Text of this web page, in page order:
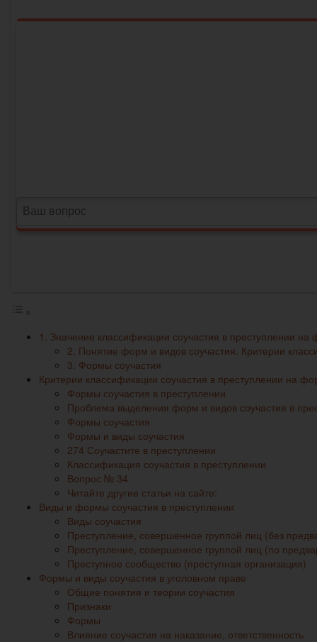
1. Значение классификации соучастия в преступлении
2. Понятие форм и видов соучастия. Критерии
3. Формы соучастия
Критерии классификации соучастия в преступлении на
Формы соучастия в преступлении
Проблема выделения форм и видов соучастия в
Формы соучастия
Формы и виды соучастия
274 Соучастите в преступлении
Классификация соучастия в преступлении
Вопрос № 34
Читайте другие статьи на сайте:
Виды и формы соучастия в преступлении
Виды соучастия
Преступление, совер­шенное группой лиц (без
Преступление, совер­шенное группой лиц (по
Преступное со­общество (преступная организация)
Формы и виды соучастия в уголовном праве
Общие понятия и теории соучастия
Признаки
Формы
Влияние соучастия на наказание, ответственность